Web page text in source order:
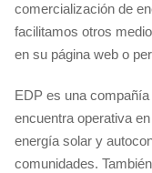
comercialización de
facilitamos otros
en su página web o
EDP es una
encuentra operativa
energía solar y
comunidades.